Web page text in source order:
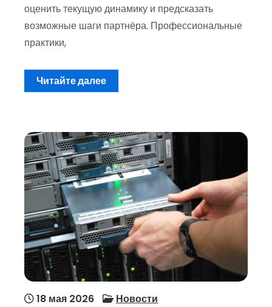
оценить текущую динамику и предсказать
возможные шаги партнёра. Профессиональные
практики,
Читайте далее
18 мая 2026 Новости